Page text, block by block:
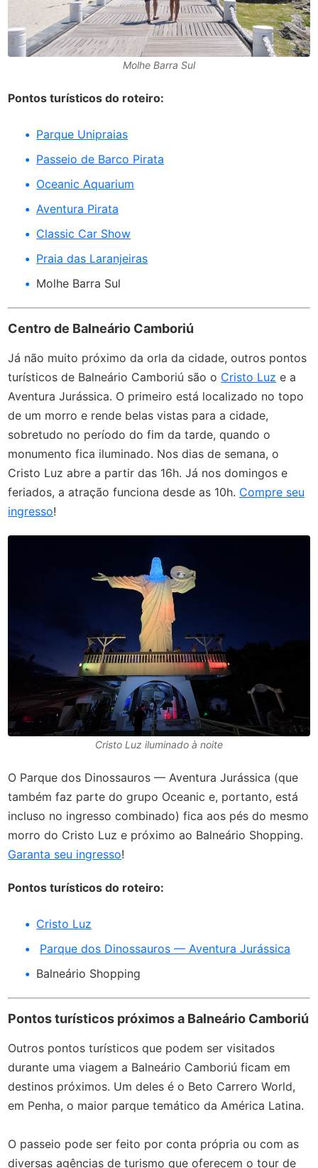
Molhe Barra Sul
Pontos turísticos do roteiro:
Parque Unipraias
Passeio de Barco Pirata
Oceanic Aquarium
Aventura Pirata
Classic Car Show
Praia das Laranjeiras
Molhe Barra Sul
Centro de Balneário Camboriú
Já não muito próximo da orla da cidade, outros pontos
turísticos de Balneário Camboriú são o Cristo Luz e a
Aventura Jurássica. O primeiro está localizado no topo
de um morro e rende belas vistas para a cidade,
sobretudo no período do fim da tarde, quando o
monumento fica iluminado. Nos dias de semana, o
Cristo Luz abre a partir das 16h. Já nos domingos e
feriados, a atração funciona desde as 10h. Compre seu
ingresso!
Cristo Luz iluminado à noite
O Parque dos Dinossauros— Aventura Jurássica (que
também faz parte do grupo Oceanic e, portanto, está
incluso no ingresso combinado) fica aos pés do mesmo
morro do Cristo Luz e próximo ao Balneário Shopping.
Garanta seu ingresso!
Pontos turísticos do roteiro:
Cristo Luz
Parque dos Dinossauros— Aventura Jurássica
Balneário Shopping
Pontos turísticos próximos a Balneário Camboriú
Outros pontos turísticos que podem ser visitados
durante uma viagem a Balneário Camboriú ficam em
destinos próximos. Um deles é o Beto Carrero World,
em Penha, o maior parque temático da América Latina.
O passeio pode ser feito por conta própria ou com as
diversas agências de turismo que oferecem o tour de